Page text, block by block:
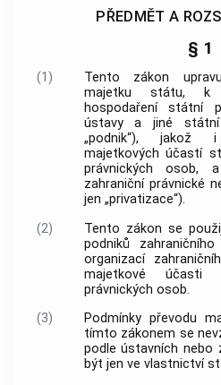
PŘEDMĚT A
§ 1
(1)
Tento zákon
majetku státu, k
hospodaření státní
ústavy a jiné státní
„podnik“), jakož
majetkových účastí
právnických
zahraniční právnické
jen „privatizace“).
(2)
Tento zákon se
podniků
organizací
majetkové účasti
právnických osob.
(3)
Podmínky převodu
tímto zákonem se
podle ústavních nebo
být jen ve vlastnictví